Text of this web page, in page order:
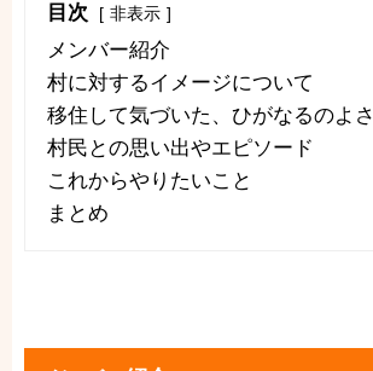
目次 非表示
メンバー紹介
村に対するイメージについて
移住して気づいた、ひがなるのよさ
村民との思い出やエピソード
これからやりたいこと
まとめ